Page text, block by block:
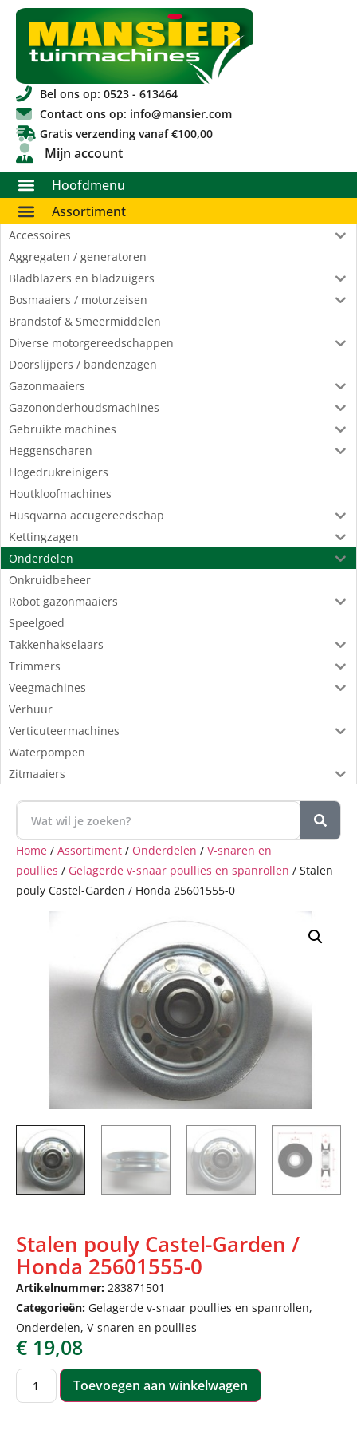
Bel ons op: 0523 - 613464
Contact ons op: info@mansier.com
Gratis verzending vanaf €100,00
Mijn account
Hoofdmenu
Assortiment
Accessoires
Aggregaten / generatoren
Bladblazers en bladzuigers
Bosmaaiers / motorzeisen
Brandstof & Smeermiddelen
Diverse motorgereedschappen
Doorslijpers / bandenzagen
Gazonmaaiers
Gazononderhoudsmachines
Gebruikte machines
Heggenscharen
Hogedrukreinigers
Houtkloofmachines
Husqvarna accugereedschap
Kettingzagen
Onderdelen
Onkruidbeheer
Robot gazonmaaiers
Speelgoed
Takkenhakselaars
Trimmers
Veegmachines
Verhuur
Verticuteermachines
Waterpompen
Zitmaaiers
Home / Assortiment / Onderdelen / V-snaren en
poullies / Gelagerde v-snaar poullies en spanrollen / Stalen
pouly Castel-Garden / Honda 25601555-0
Stalen pouly Castel-Garden /
Honda 25601555-0
Artikelnummer: 283871501
Categorieën: Gelagerde v-snaar poullies en spanrollen,
Onderdelen, V-snaren en poullies
€ 19,08
Toevoegen aan winkelwagen